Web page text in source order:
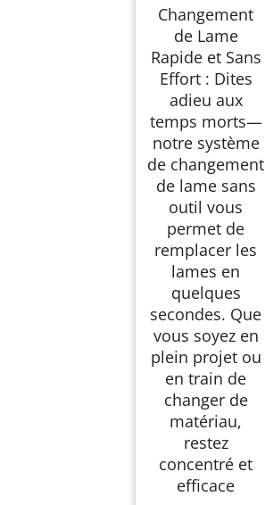
Changement
de Lame
Rapide et Sans
Effort : Dites
adieu aux
temps morts—
notre système
de changement
de lame sans
outil vous
permet de
remplacer les
lames en
quelques
secondes. Que
vous soyez en
plein projet ou
en train de
changer de
matériau,
restez
concentré et
efficace